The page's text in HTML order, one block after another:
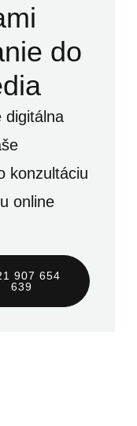
do
digitálna
konzultáciu
online
907 654
639